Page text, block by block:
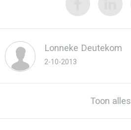
Lonneke Deutekom
2-10-2013
Toon alles